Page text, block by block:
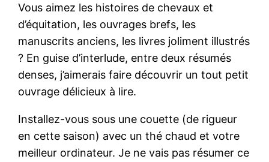
Vous aimez les histoires de chevaux et
d’équitation, les ouvrages brefs, les
manuscrits anciens, les livres joliment illustrés
? En guise d’interlude, entre deux résumés
denses, j’aimerais faire découvrir un tout petit
ouvrage délicieux à lire.
Installez-vous sous une couette (de rigueur
en cette saison) avec un thé chaud et votre
meilleur ordinateur. Je ne vais pas résumer ce